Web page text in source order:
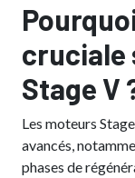
cruciale
Stage V
Les moteurs
avancés,
phases de